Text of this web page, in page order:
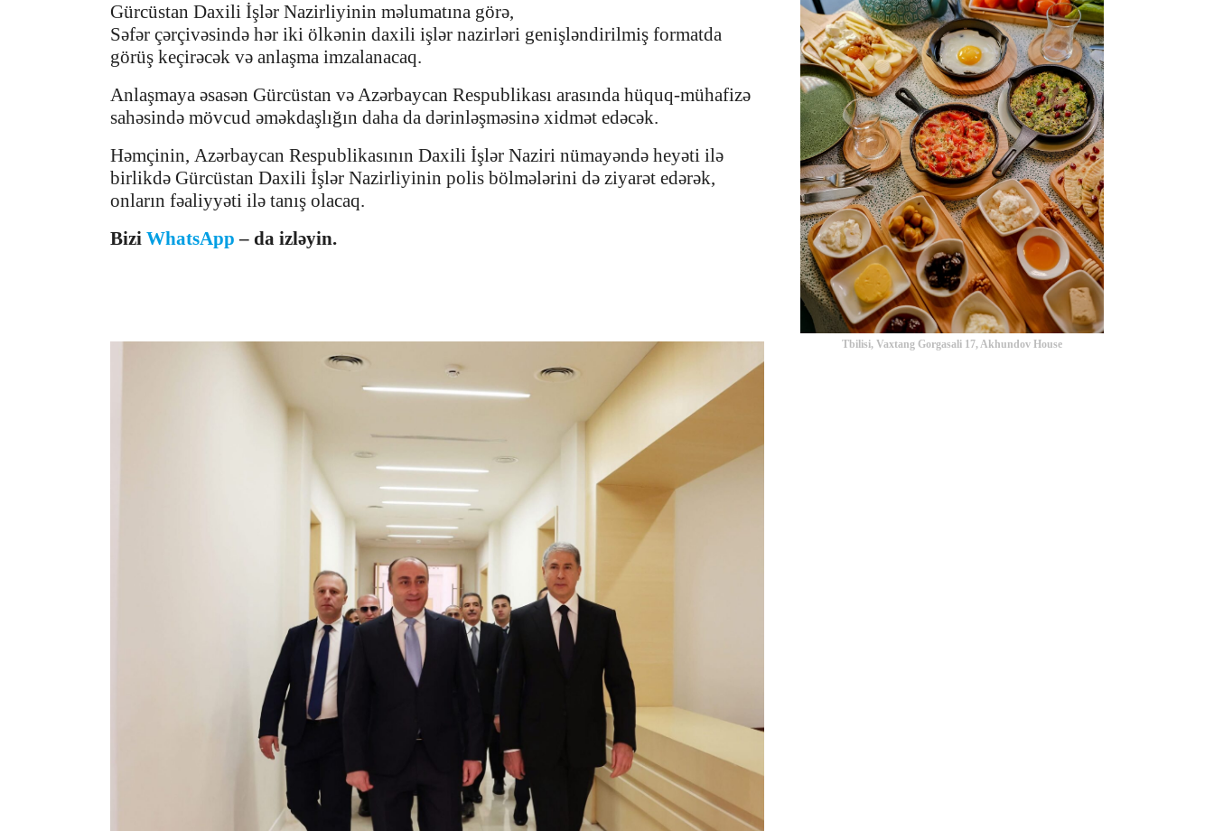
Gürcüstan Daxili İşlər Nazirliyinin məlumatına görə,
Səfər çərçivəsində hər iki ölkənin daxili işlər nazirləri genişləndirilmiş formatda
görüş keçirəcək və anlaşma imzalanacaq.
Anlaşmaya əsasən Gürcüstan və Azərbaycan Respublikası arasında hüquq-mühafizə
sahəsində mövcud əməkdaşlığın daha da dərinləşməsinə xidmət edəcək.
Həmçinin, Azərbaycan Respublikasının Daxili İşlər Naziri nümayəndə heyəti ilə
birlikdə Gürcüstan Daxili İşlər Nazirliyinin polis bölmələrini də ziyarət edərək,
onların fəaliyyəti ilə tanış olacaq.
Bizi WhatsApp – da izləyin.
Tbilisi, Vaxtang Gorgasali 17, Akhundov House